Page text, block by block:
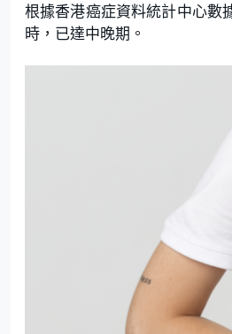
根據香港癌症資料統計中心數
時，已達中晚期。